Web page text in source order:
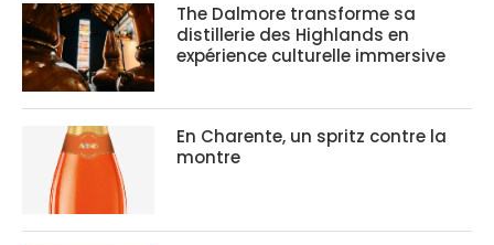
The Dalmore transforme sa
distillerie des Highlands en
expérience culturelle immersive
En Charente, un spritz contre la
montre